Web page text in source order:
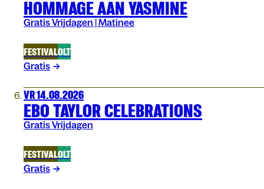
HOMMAGE AAN YASMINE
Gratis Vrijdagen | Matinee
FESTIVALOLT
Gratis
VR 14.08.2026
EBO TAYLOR CELEBRATIONS
Gratis Vrijdagen
FESTIVALOLT
Gratis